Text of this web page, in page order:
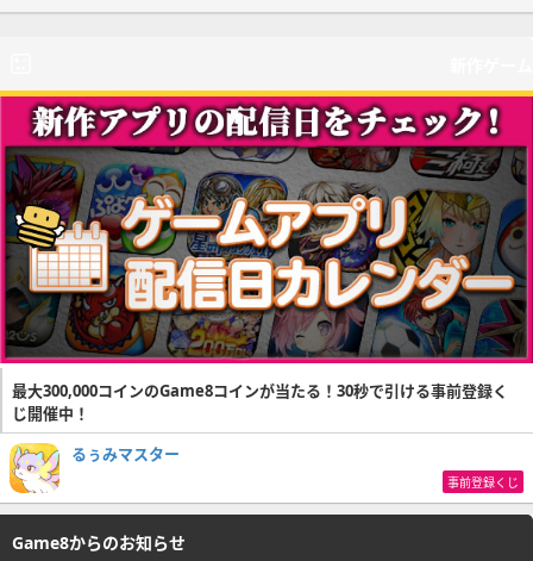
最大300,000コインのGame8コインが当たる！30秒で引ける事前登録く
じ開催中！
るぅみマスター
事前登録くじ
Game8からのお知らせ